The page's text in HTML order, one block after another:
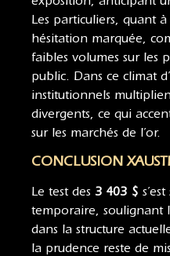
Les particuliers, quant
hésitation marquée,
faibles volumes sur les
public. Dans ce climat
institutionnels
divergents, ce qui
sur les marchés de l’or.
CONCLUSION
Le test des 3 403 $
temporaire, soulignant
dans la structure
la prudence reste de